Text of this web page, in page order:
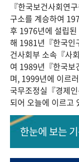
연구 역사
정책과 연구 키워
간행물 변천사
기록물 아카이브
사진 아카이브 문
50+1 주년 기념
세계와 함께 한
『한국보건사회연
구소를 계승하여
후 1976년에 설립
해 1981년『한국인
건사회부 소속『사
여 1989년『한국보
며, 1999년에 이르
국무조정실『경제
되어 오늘에 이르고
한눈에 보는